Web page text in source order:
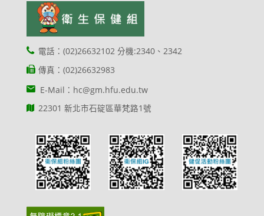
電話：(02)26632102 分機:2340、2342
傳真：(02)26632983
E-Mail：hc@gm.hfu.edu.tw
22301 新北市石碇區華梵路1號